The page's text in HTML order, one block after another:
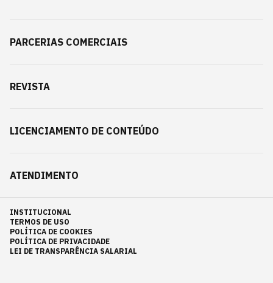
PARCERIAS COMERCIAIS
REVISTA
LICENCIAMENTO DE CONTEÚDO
ATENDIMENTO
INSTITUCIONAL
TERMOS DE USO
POLÍTICA DE COOKIES
POLÍTICA DE PRIVACIDADE
LEI DE TRANSPARÊNCIA SALARIAL